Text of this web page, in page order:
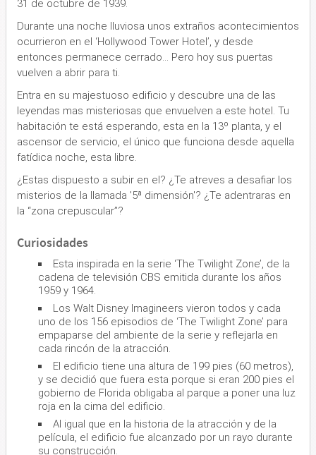
31 de octubre de 1939.
Durante una noche lluviosa unos extraños acontecimientos
ocurrieron en el ‘Hollywood Tower Hotel’, y desde
entonces permanece cerrado… Pero hoy sus puertas
vuelven a abrir para ti.
Entra en su majestuoso edificio y descubre una de las
leyendas mas misteriosas que envuelven a este hotel. Tu
habitación te está esperando, esta en la 13º planta, y el
ascensor de servicio, el único que funciona desde aquella
fatídica noche, esta libre.
¿Estas dispuesto a subir en el? ¿Te atreves a desafiar los
misterios de la llamada '5ª dimensión'? ¿Te adentraras en
la “zona crepuscular”?
Curiosidades
Esta inspirada en la serie ‘The Twilight Zone’, de la
cadena de televisión CBS emitida durante los años
1959 y 1964.
Los Walt Disney Imagineers vieron todos y cada
uno de los 156 episodios de ‘The Twilight Zone’ para
empaparse del ambiente de la serie y reflejarla en
cada rincón de la atracción.
El edificio tiene una altura de 199 pies (60 metros),
y se decidió que fuera esta porque si eran 200 pies el
gobierno de Florida obligaba al parque a poner una luz
roja en la cima del edificio.
Al igual que en la historia de la atracción y de la
película, el edificio fue alcanzado por un rayo durante
su construcción.